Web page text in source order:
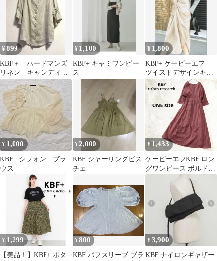
¥899
KBF＋ ハードマンズ
リネン キャンディス
リーブブラウス
¥ 1,100
KBF+ キャミワンピー
ス
¥ 1,800
KBF+ ケービーエフ
ツイストデザインキャ
ミソールワンピース
¥ 1,000
KBF+ シフォン ブラ
ウス
¥ 2,000
KBF シャーリングビス
チェ
¥1,433
ケービーエフKBF ロン
グワンピース ボルド
ー ONE バックリボ
ン 綿100%
¥ 1,299
【美品！】KBF+ ボタ
¥800
KBF パフスリーブ ブラ
¥3,900
KBF ナイロンギャザー